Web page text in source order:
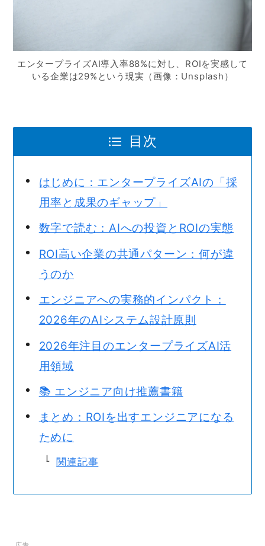
エンタープライズAI導入率88%に対し、ROIを実感して
いる企業は29%という現実（画像：Unsplash）
目次
はじめに：エンタープライズAIの「採
用率と成果のギャップ」
数字で読む：AIへの投資とROIの実態
ROI高い企業の共通パターン：何が違
うのか
エンジニアへの実務的インパクト：
2026年のAIシステム設計原則
2026年注目のエンタープライズAI活
用領域
📚 エンジニア向け推薦書籍
まとめ：ROIを出すエンジニアになる
ために
関連記事